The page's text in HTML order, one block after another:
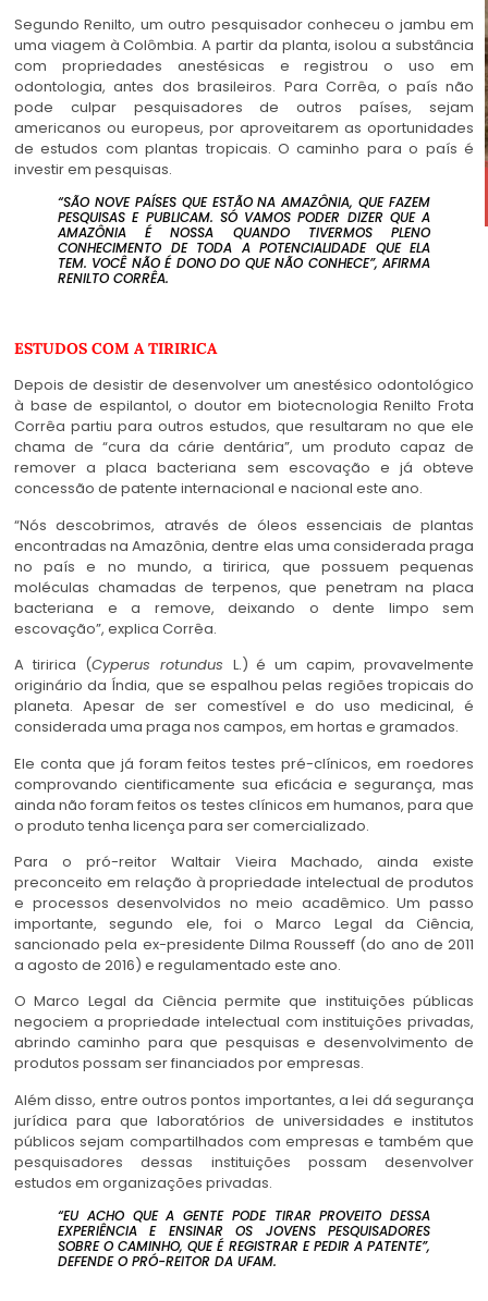
Segundo Renilto, um outro pesquisador conheceu o jambu em
uma viagem à Colômbia. A partir da planta, isolou a substância
com propriedades anestésicas e registrou o uso em
odontologia, antes dos brasileiros. Para Corrêa, o país não
pode culpar pesquisadores de outros países, sejam
americanos ou europeus, por aproveitarem as oportunidades
de estudos com plantas tropicais. O caminho para o país é
investir em pesquisas.
“SÃO NOVE PAÍSES QUE ESTÃO NA AMAZÔNIA, QUE FAZEM
PESQUISAS E PUBLICAM. SÓ VAMOS PODER DIZER QUE A
AMAZÔNIA É NOSSA QUANDO TIVERMOS PLENO
CONHECIMENTO DE TODA A POTENCIALIDADE QUE ELA
TEM. VOCÊ NÃO É DONO DO QUE NÃO CONHECE”, AFIRMA
RENILTO CORRÊA.
ESTUDOS COM A TIRIRICA
Depois de desistir de desenvolver um anestésico odontológico
à base de espilantol, o doutor em biotecnologia Renilto Frota
Corrêa partiu para outros estudos, que resultaram no que ele
chama de “cura da cárie dentária”, um produto capaz de
remover a placa bacteriana sem escovação e já obteve
concessão de patente internacional e nacional este ano.
“Nós descobrimos, através de óleos essenciais de plantas
encontradas na Amazônia, dentre elas uma considerada praga
no país e no mundo, a tiririca, que possuem pequenas
moléculas chamadas de terpenos, que penetram na placa
bacteriana e a remove, deixando o dente limpo sem
escovação”, explica Corrêa.
A tiririca (Cyperus rotundus L.) é um capim, provavelmente
originário da Índia, que se espalhou pelas regiões tropicais do
planeta. Apesar de ser comestível e do uso medicinal, é
considerada uma praga nos campos, em hortas e gramados.
Ele conta que já foram feitos testes pré-clínicos, em roedores
comprovando cientificamente sua eficácia e segurança, mas
ainda não foram feitos os testes clínicos em humanos, para que
o produto tenha licença para ser comercializado.
Para o pró-reitor Waltair Vieira Machado, ainda existe
preconceito em relação à propriedade intelectual de produtos
e processos desenvolvidos no meio acadêmico. Um passo
importante, segundo ele, foi o Marco Legal da Ciência,
sancionado pela ex-presidente Dilma Rousseff (do ano de 2011
a agosto de 2016) e regulamentado este ano.
O Marco Legal da Ciência permite que instituições públicas
negociem a propriedade intelectual com instituições privadas,
abrindo caminho para que pesquisas e desenvolvimento de
produtos possam ser financiados por empresas.
Além disso, entre outros pontos importantes, a lei dá segurança
jurídica para que laboratórios de universidades e institutos
públicos sejam compartilhados com empresas e também que
pesquisadores dessas instituições possam desenvolver
estudos em organizações privadas.
“EU ACHO QUE A GENTE PODE TIRAR PROVEITO DESSA
EXPERIÊNCIA E ENSINAR OS JOVENS PESQUISADORES
SOBRE O CAMINHO, QUE É REGISTRAR E PEDIR A PATENTE”,
DEFENDE O PRÓ-REITOR DA UFAM.